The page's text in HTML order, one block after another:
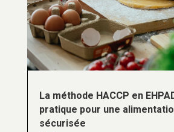
La méthode HACCP en
pratique pour une
sécurisée